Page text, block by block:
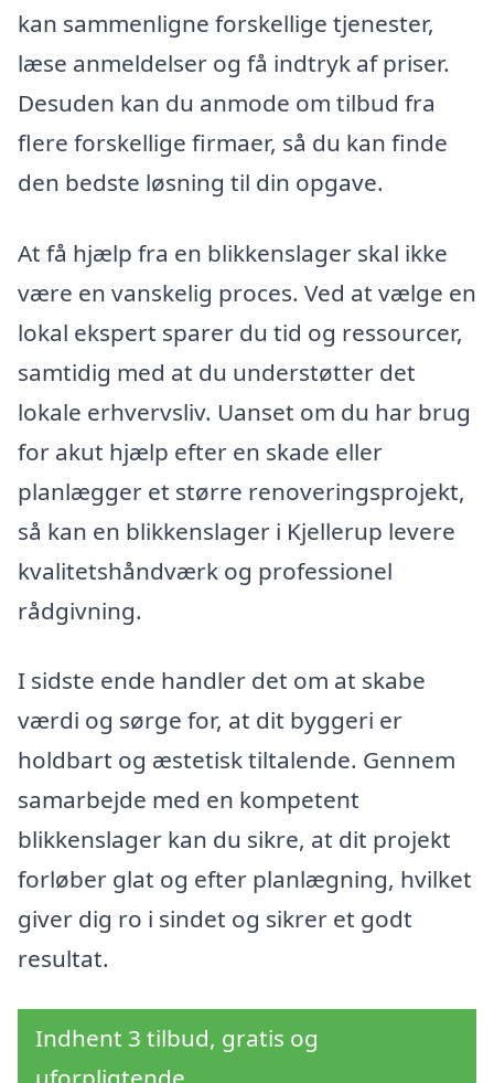
kan sammenligne forskellige tjenester,
læse anmeldelser og få indtryk af priser.
Desuden kan du anmode om tilbud fra
flere forskellige firmaer, så du kan finde
den bedste løsning til din opgave.
At få hjælp fra en blikkenslager skal ikke
være en vanskelig proces. Ved at vælge en
lokal ekspert sparer du tid og ressourcer,
samtidig med at du understøtter det
lokale erhvervsliv. Uanset om du har brug
for akut hjælp efter en skade eller
planlægger et større renoveringsprojekt,
så kan en blikkenslager i Kjellerup levere
kvalitetshåndværk og professionel
rådgivning.
I sidste ende handler det om at skabe
værdi og sørge for, at dit byggeri er
holdbart og æstetisk tiltalende. Gennem
samarbejde med en kompetent
blikkenslager kan du sikre, at dit projekt
forløber glat og efter planlægning, hvilket
giver dig ro i sindet og sikrer et godt
resultat.
Indhent 3 tilbud, gratis og